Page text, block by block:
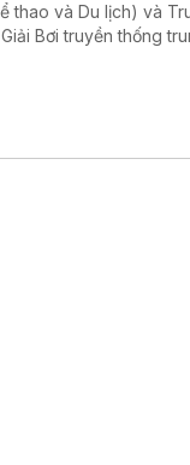
thao và Du lịch) và
Bơi truyền thống